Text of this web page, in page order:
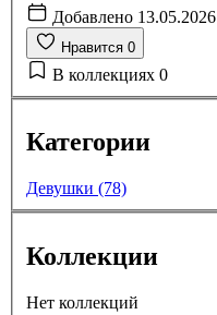
Добавлено 13.05.2026
Нравится 0
В коллекциях 0
Категории
Девушки (78)
Коллекции
Нет коллекций